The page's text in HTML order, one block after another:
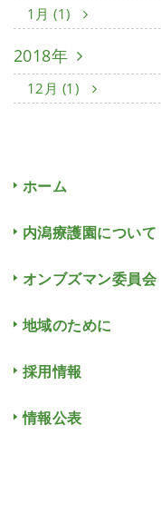
1月 (1)
2018年
12月 (1)
ホーム
内潟療護園について
オンブズマン委員会
地域のために
採用情報
情報公表